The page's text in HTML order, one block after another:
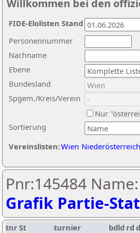
Willkommen bei den
Nachname
Ebene
Sortierung
Personennummer
Bundesland
Spgem./Kreis/Verein
Nur
Vereinslisten:Wien Niederösterreich
FIDE-Elolisten Stand
Pnr:145484
Grafik Partie-
tnrSt turnier bdld rd